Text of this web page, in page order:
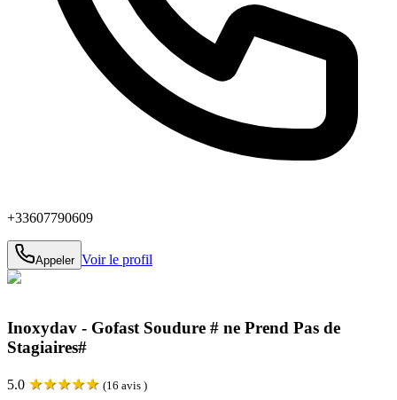
+33607790609
Appeler Voir le profil
Inoxydav - Gofast Soudure # ne Prend Pas de
Stagiaires#
5.0 ★★★★★ (16 avis )